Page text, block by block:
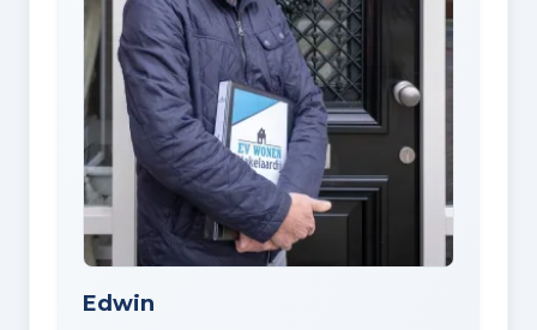
stuk van de gemeente. Voor huizen in dit
segment maakt hij zich er veel te
gemakkelijk van af.
Edwin